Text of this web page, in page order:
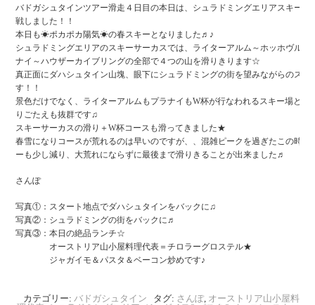
バドガシュタインツアー滑走４日目の本日は、シュラドミングエリアスキーサ
戦しました！！
本日も☀ポカポカ陽気☀の春スキーとなりました♬♪
シュラドミングエリアのスキーサーカスでは、ライターアルム～ホッホヴルツ
ナイ～ハウザーカイブリングの全部で４つの山を滑りきります☆
真正面にダハシュタイン山塊、眼下にシュラドミングの街を望みながらのスキ
す！！
景色だけでなく、ライターアルムもプラナイもW杯が行なわれるスキー場とい
りごたえも抜群です♫
スキーサーカスの滑り＋W杯コースも滑ってきました★
春雪になりコースが荒れるのは早いのですが、、混雑ピークを過ぎたこの時期
ーも少し減り、大荒れにならずに最後まで滑りきることが出来ました♬
さんぽ
写真①：スタート地点でダハシュタインをバックに♫
写真②：シュラドミングの街をバックに♬
写真③：本日の絶品ランチ☆
オーストリア山小屋料理代表＝チロラーグロステル★
ジャガイモ＆パスタ＆ベーコン炒めです♪
カテゴリー: バドガシュタイン タグ: さんぽ, オーストリア山小屋料